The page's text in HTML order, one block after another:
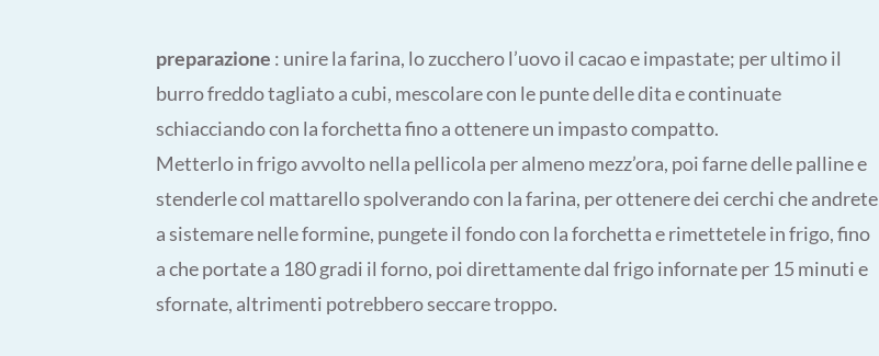
preparazione : unire la farina, lo zucchero l’uovo il cacao e impastate; per ultimo il
burro freddo tagliato a cubi, mescolare con le punte delle dita e continuate
schiacciando con la forchetta fino a ottenere un impasto compatto.
Metterlo in frigo avvolto nella pellicola per almeno mezz’ora, poi farne delle palline e
stenderle col mattarello spolverando con la farina, per ottenere dei cerchi che andrete
a sistemare nelle formine, pungete il fondo con la forchetta e rimettetele in frigo, fino
a che portate a 180 gradi il forno, poi direttamente dal frigo infornate per 15 minuti e
sfornate, altrimenti potrebbero seccare troppo.